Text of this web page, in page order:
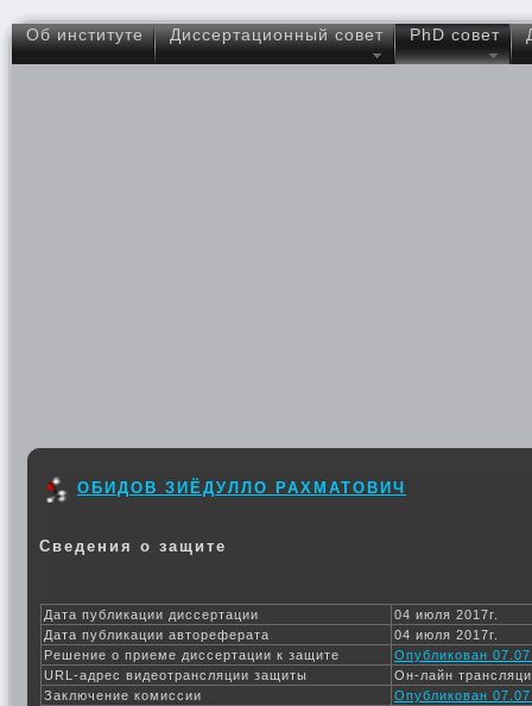
Об институте Диссертационный совет PhD совет
ОБИДОВ ЗИЁДУЛЛО РАХМАТОВИЧ
Сведения о защите
Дата публикации диссертации
04 июля 2017г.
Дата публикации автореферата
04 июля 2017г.
Решение о приеме диссертации к защите
Опубликован
URL-адрес видеотрансляции защиты
Он-лайн
Заключение комиссии
Опубликован